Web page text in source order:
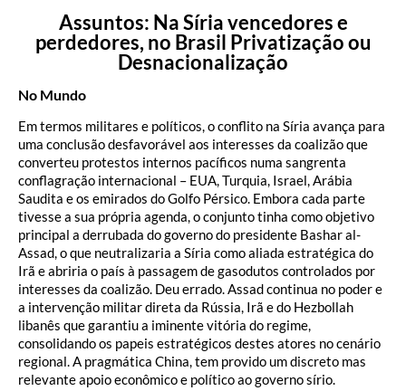
Assuntos: Na Síria vencedores e
perdedores, no Brasil Privatização ou
Desnacionalização
No Mundo
Em termos militares e políticos, o conflito na Síria avança para
uma conclusão desfavorável aos interesses da coalizão que
converteu protestos internos pacíficos numa sangrenta
conflagração internacional – EUA, Turquia, Israel, Arábia
Saudita e os emirados do Golfo Pérsico. Embora cada parte
tivesse a sua própria agenda, o conjunto tinha como objetivo
principal a derrubada do governo do presidente Bashar al-
Assad, o que neutralizaria a Síria como aliada estratégica do
Irã e abriria o país à passagem de gasodutos controlados por
interesses da coalizão. Deu errado. Assad continua no poder e
a intervenção militar direta da Rússia, Irã e do Hezbollah
libanês que garantiu a iminente vitória do regime,
consolidando os papeis estratégicos destes atores no cenário
regional. A pragmática China, tem provido um discreto mas
relevante apoio econômico e político ao governo sírio.